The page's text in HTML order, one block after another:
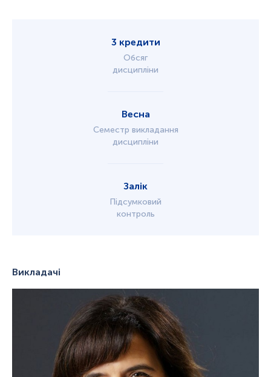
3 кредити
Обсяг
дисципліни
Весна
Семестр викладання
дисципліни
Залік
Підсумковий
контроль
Викладачі